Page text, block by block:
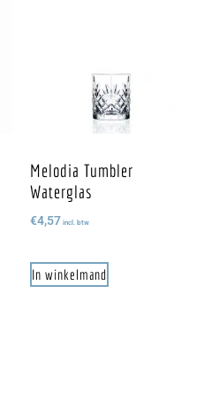
Melodia Tumbler
Waterglas
€4,57 incl. btw
In winkelmand